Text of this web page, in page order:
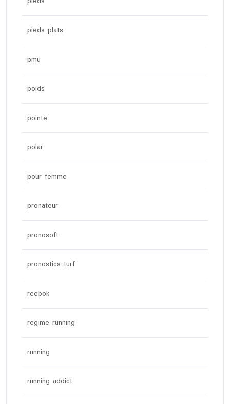
pieds plats
pmu
poids
pointe
polar
pour femme
pronateur
pronosoft
pronostics turf
reebok
regime running
running
running addict